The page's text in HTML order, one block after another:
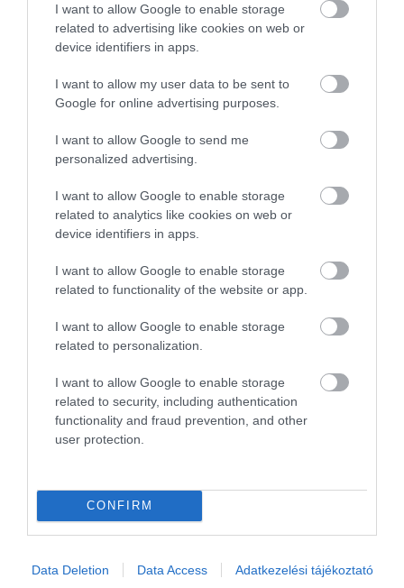
I want to allow Google to enable storage
related to advertising like cookies on web or
device identifiers in apps.
I want to allow my user data to be sent to
Google for online advertising purposes.
I want to allow Google to send me
personalized advertising.
I want to allow Google to enable storage
related to analytics like cookies on web or
device identifiers in apps.
I want to allow Google to enable storage
related to functionality of the website or app.
I want to allow Google to enable storage
related to personalization.
I want to allow Google to enable storage
related to security, including authentication
functionality and fraud prevention, and other
user protection.
CONFIRM
Data Deletion Data Access Adatkezelési tájékoztató
Értékelések
4.0
Összesen 2
5
4 0
2 0
1
Értékelem